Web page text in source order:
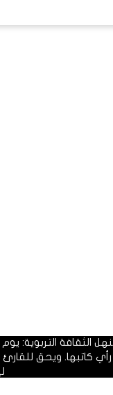
يوم السبت المصادف غرة شهر
كاتبها. ويحق